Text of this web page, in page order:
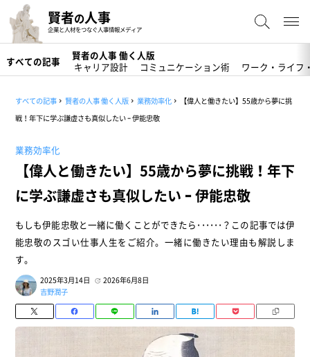
賢者の人事
企業と人材をつなぐ人事情報メディア
すべての記事
賢者の人事 働く人版
キャリア設計
コミュニケーション術 ワーク・ライフ
すべての記事 賢者の人事 働く人版 業務効率化
【偉人と働きたい】55歳から夢に挑
戦！年下に学ぶ謙虚さも真似したい ｰ 伊能忠敬
業務効率化
【偉人と働きたい】55歳から夢に挑戦！年下
に学ぶ謙虚さも真似したい ｰ 伊能忠敬
もしも伊能忠敬と一緒に働くことができたら･･････？この記事では伊
能忠敬のスゴい仕事人生をご紹介。一緒に働きたい理由も解説しま
す。
2025年3月14日
2026年6月8日
吉野潤子